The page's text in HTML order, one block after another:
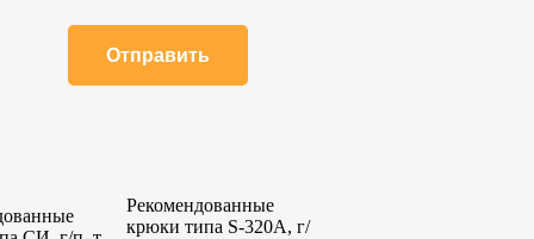
Рекомендованные
крюки типа S-320A, г/